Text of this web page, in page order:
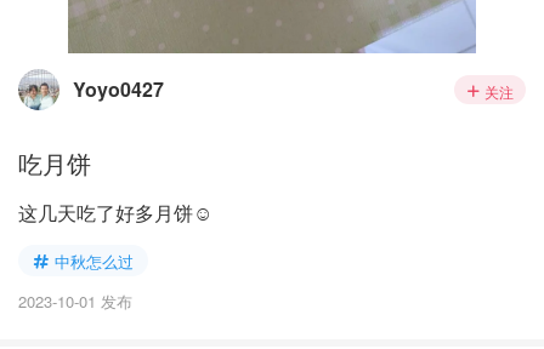
Yoyo0427 关注
吃月饼
这几天吃了好多月饼☺️
中秋怎么过
2023-10-01 发布